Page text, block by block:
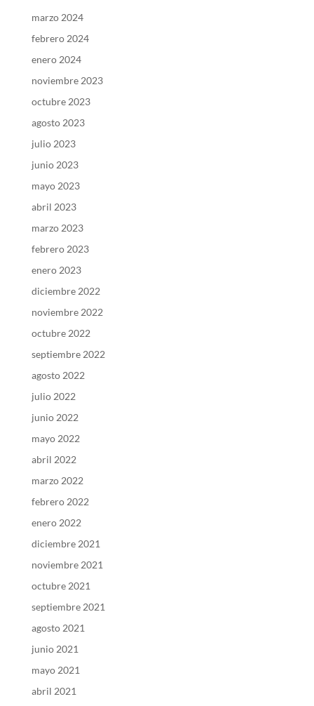
marzo 2024
febrero 2024
enero 2024
noviembre 2023
octubre 2023
agosto 2023
julio 2023
junio 2023
mayo 2023
abril 2023
marzo 2023
febrero 2023
enero 2023
diciembre 2022
noviembre 2022
octubre 2022
septiembre 2022
agosto 2022
julio 2022
junio 2022
mayo 2022
abril 2022
marzo 2022
febrero 2022
enero 2022
diciembre 2021
noviembre 2021
octubre 2021
septiembre 2021
agosto 2021
junio 2021
mayo 2021
abril 2021